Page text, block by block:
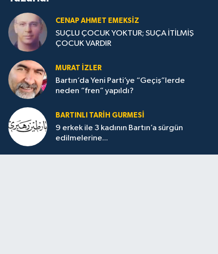
CENAP AHMET EMEKSİZ
SUÇLU ÇOCUK YOKTUR; SUÇA İTİLMİŞ
ÇOCUK VARDIR
MURAT İZLER
Bartın’da Yeni Parti’ye “Geçiş”lerde
neden “fren” yapıldı?
BARTINLI TARIH GURMESI
9 erkek ile 3 kadının Bartın’a sürgün
edilmelerine...